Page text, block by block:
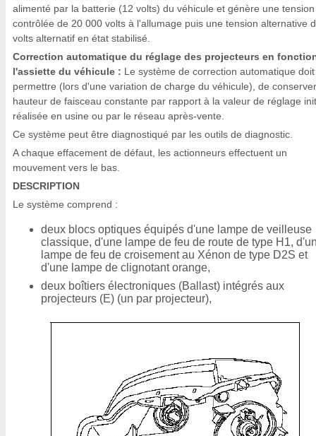
alimenté par la batterie (12 volts) du véhicule et génère une tension
contrôlée de 20 000 volts à l'allumage puis une tension alternative
volts alternatif en état stabilisé.
Correction automatique du réglage des projecteurs en
l'assiette du véhicule : Le système de correction automatique doit
permettre (lors d'une variation de charge du véhicule), de
hauteur de faisceau constante par rapport à la valeur de réglage
réalisée en usine ou par le réseau après-vente.
Ce système peut être diagnostiqué par les outils de diagnostic.
A chaque effacement de défaut, les actionneurs effectuent un
mouvement vers le bas.
DESCRIPTION
Le système comprend :
deux blocs optiques équipés d'une lampe de veilleuse
classique, d'une lampe de feu de route de type H1,
lampe de feu de croisement au Xénon de type D2S et
d'une lampe de clignotant orange,
deux boîtiers électroniques (Ballast) intégrés aux
projecteurs (E) (un par projecteur),